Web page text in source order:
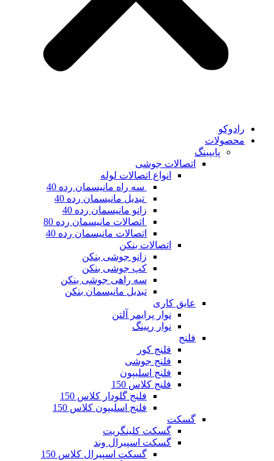
رادوکو
محصولات
پایپینگ
اتصالات جوشی
انواع اتصالات لوله
سه راه مانیسمان رده 40
تبدیل مانیسمان رده 40
زانو مانیسمان رده 40
اتصالات مانیسمان رده 80
اتصالات مانیسمان رده 40
اتصالات بنکن
زانو جوشی بنکن
کپ جوشی بنکن
سه راهی جوشی بنکن
تبدیل مانیسمان بنکن
عایق کاری
نوار پرایمر آلتن
نوار رپینگ
فلنج
فلنج کور
فلنج جوشی
فلنج اسلیپون
فلنج کلاس 150
فلنج گلودار کلاس 150
فلنج اسلیپون کلاس 150
گسکت
گسکت کلینگریت
گسکت اسپیرال وند
گسکت اسپیرال کلاس 150